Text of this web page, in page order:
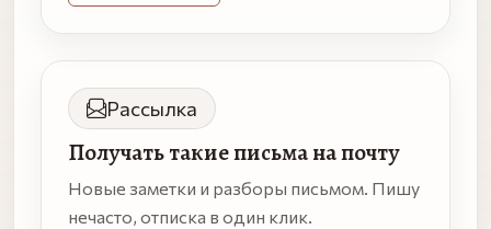
Рассылка
Получать такие письма на почту
Новые заметки и разборы письмом. Пишу
нечасто, отписка в один клик.